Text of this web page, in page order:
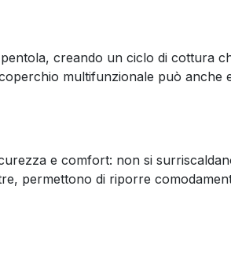
creando un ciclo di cottura
multifunzionale può anche
e comfort: non si
permettono di riporre